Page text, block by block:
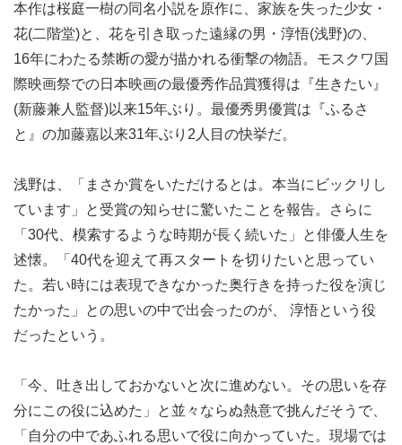
本作は桜庭一樹の同名小説を原作に、家族を失った少女・
花(二階堂)と、花を引き取った遠縁の男・淳悟(浅野)の、
16年にわたる禁断の愛が描かれる衝撃の物語。モスクワ国
際映画祭での日本映画の最優秀作品賞獲得は『生きたい』
(新藤兼人監督)以来15年ぶり。最優秀男優賞は『ふるさ
と』の加藤嘉以来31年ぶり2人目の快挙だ。
浅野は、「まさか賞をいただけるとは。本当にビックリし
ています」と受賞の知らせに驚いたことを報告。さらに
「30代、模索するような時期が長く続いた」と俳優人生を
述懐。「40代を迎えて再スタートを切りたいと思ってい
た。若い時には表現できなかった奥行きを持った役を演じ
たかった」との思いの中で出会ったのが、 淳悟という役
だったという。
「今、吐き出しておかないと次に進めない。その思いを存
分にこの役に込めた」と並々ならぬ熱意で挑んだそうで、
「自分の中であふれる思いで役に向かっていた。現場では